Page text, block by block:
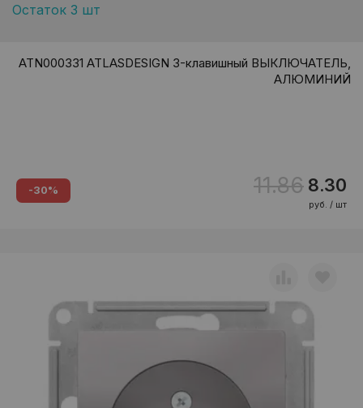
Остаток 3 шт
ATN000331 ATLASDESIGN 3-клавишный ВЫКЛЮЧАТЕЛЬ,
АЛЮМИНИЙ
-30% 11.86 8.30
руб. / шт